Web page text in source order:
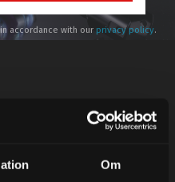
Om
accordance with our privacy policy.